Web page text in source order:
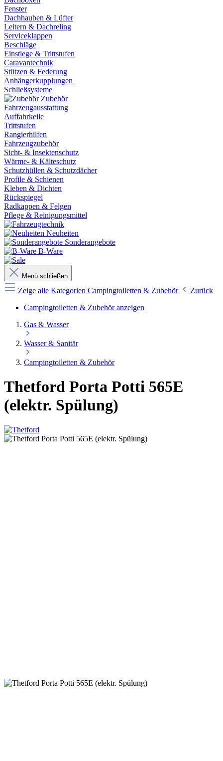
Fenster
Dachhauben & Lüfter
Leitern & Dachreling
Serviceklappen
Beschläge
Einstiege & Trittstufen
Caravantechnik
Stützen & Federung
Anhängerkupplungen
Schließsysteme
Zubehör
Fahrzeugausstattung
Auffahrkeile
Trittstufen
Rangierhilfen
Fahrzeugzubehör
Sicht- & Insektenschutz
Wärme- & Kälteschutz
Schutzhüllen & Schutzdächer
Profile & Schienen
Kleben & Dichten
Rückspiegel
Radkappen & Felgen
Pflege & Reinigungsmittel
Neuheiten
Sonderangebote
B-Ware
Menü schließen
Zeige alle Kategorien Campingtoiletten & Zubehör
Zurück
Campingtoiletten & Zubehör anzeigen
Gas & Wasser
Wasser & Sanitär
Campingtoiletten & Zubehör
Thetford Porta Potti 565E
(elektr. Spülung)